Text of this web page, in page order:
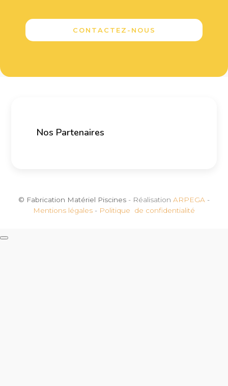
CONTACTEZ-NOUS
Nos Partenaires
© Fabrication Matériel Piscines - Réalisation ARPEGA -
Mentions légales - Politique de confidentialité